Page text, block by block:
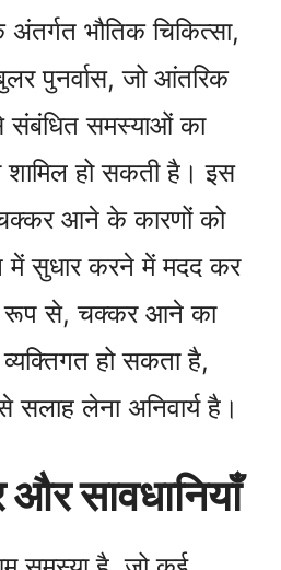
अंतर्गत भौतिक चिकित्सा,
पुनर्वास, जो आंतरिक
समस्याओं का
शामिल हो सकती है। इस
आने के कारणों को
सुधार करने में मदद कर
रूप से, चक्कर आने का
हो सकता है,
लेना अनिवार्य है।
सावधानियाँ